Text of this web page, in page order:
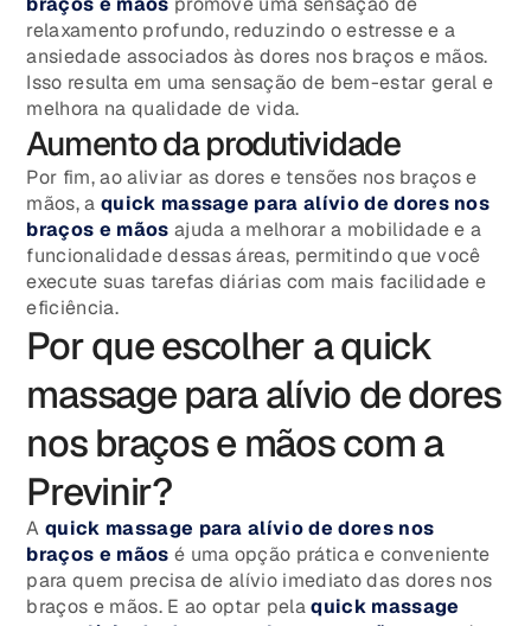
relaxamento profundo, reduzindo o estresse e a
ansiedade associados às dores nos braços e mãos.
Isso resulta em uma sensação de bem-estar geral e
melhora na qualidade de vida.
Aumento da produtividade
Por fim, ao aliviar as dores e tensões nos braços e
mãos, a quick massage para alívio de dores nos
braços e mãos ajuda a melhorar a mobilidade e a
funcionalidade dessas áreas, permitindo que você
execute suas tarefas diárias com mais facilidade e
eficiência.
Por que escolher a quick
massage para alívio de dores
nos braços e mãos com a
Previnir?
Aquick massage para alívio de dores nos
braços e mãos é uma opção prática e conveniente
para quem precisa de alívio imediato das dores nos
braços e mãos. E ao optar pelaquick massage